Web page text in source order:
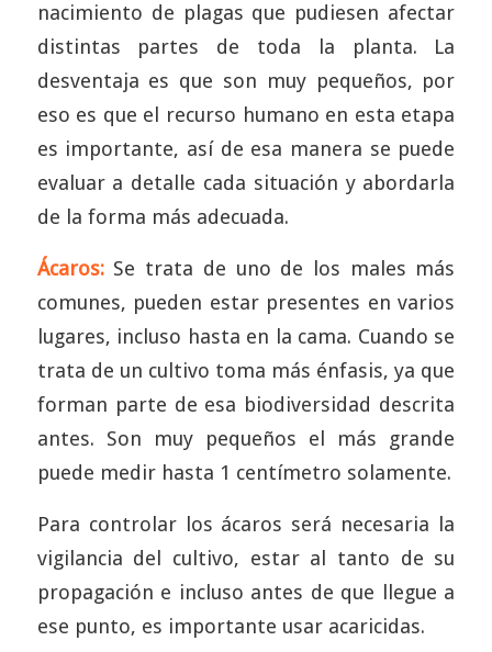
nacimiento de plagas que pudiesen afectar
distintas partes de toda la planta. La
desventaja es que son muy pequeños, por
eso es que el recurso humano en esta etapa
es importante, así de esa manera se puede
evaluar a detalle cada situación y abordarla
de la forma más adecuada.
Ácaros: Se trata de uno de los males más
comunes, pueden estar presentes en varios
lugares, incluso hasta en la cama. Cuando se
trata de un cultivo toma más énfasis, ya que
forman parte de esa biodiversidad descrita
antes. Son muy pequeños el más grande
puede medir hasta 1 centímetro solamente.
Para controlar los ácaros será necesaria la
vigilancia del cultivo, estar al tanto de su
propagación e incluso antes de que llegue a
ese punto, es importante usar acaricidas.